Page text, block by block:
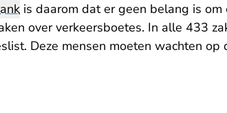
is daarom dat er geen belang is om
over verkeersboetes. In alle 433
Deze mensen moeten wachten op